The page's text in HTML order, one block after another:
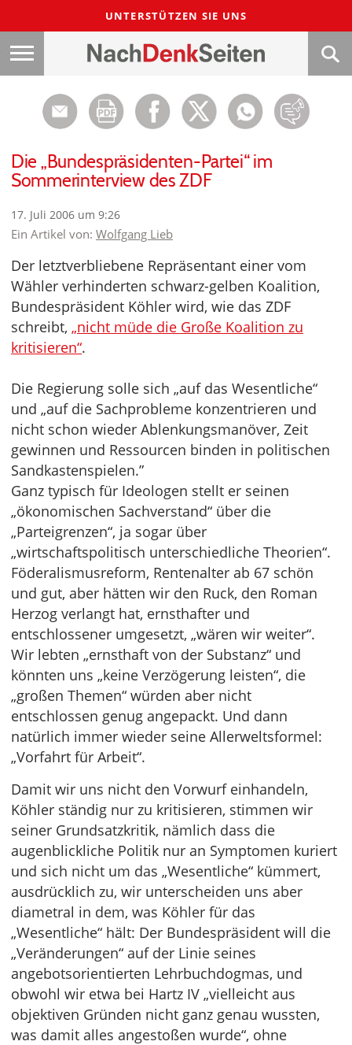
UNTERSTÜTZEN SIE UNS
Die „Bundespräsidenten-Partei“ im
Sommerinterview des ZDF
17. Juli 2006 um 9:26
Ein Artikel von: Wolfgang Lieb
Der letztverbliebene Repräsentant einer vom
Wähler verhinderten schwarz-gelben Koalition,
Bundespräsident Köhler wird, wie das ZDF
schreibt, „nicht müde die Große Koalition zu
kritisieren“.
Die Regierung solle sich „auf das Wesentliche“
und „auf die Sachprobleme konzentrieren und
nicht schon wieder Ablenkungsmanöver, Zeit
gewinnen und Ressourcen binden in politischen
Sandkastenspielen.”
Ganz typisch für Ideologen stellt er seinen
„ökonomischen Sachverstand“ über die
„Parteigrenzen“, ja sogar über
„wirtschaftspolitisch unterschiedliche Theorien“.
Föderalismusreform, Rentenalter ab 67 schön
und gut, aber hätten wir den Ruck, den Roman
Herzog verlangt hat, ernsthafter und
entschlossener umgesetzt, „wären wir weiter“.
Wir lebten „ernsthaft von der Substanz“ und
könnten uns „keine Verzögerung leisten“, die
„großen Themen“ würden aber nicht
entschlossen genug angepackt. Und dann
natürlich immer wieder seine Allerweltsformel:
„Vorfahrt für Arbeit“.
Damit wir uns nicht den Vorwurf einhandeln,
Köhler ständig nur zu kritisieren, stimmen wir
seiner Grundsatzkritik, nämlich dass die
augenblickliche Politik nur an Symptomen kuriert
und sich nicht um das „Wesentliche“ kümmert,
ausdrücklich zu, wir unterscheiden uns aber
diametral in dem, was Köhler für das
„Wesentliche“ hält: Der Bundespräsident will die
„Veränderungen“ auf der Linie seines
angebotsorientierten Lehrbuchdogmas, und
obwohl wir etwa bei Hartz IV „vielleicht aus
objektiven Gründen nicht ganz genau wussten,
was damit alles angestoßen wurde“, ohne